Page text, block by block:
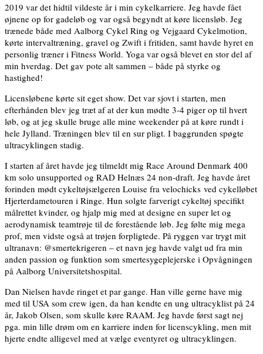
2019 var det hidtil vildeste år i min cykelkarriere. Jeg havde fået
øjnene op for gadeløb og var også begyndt at køre licensløb. Jeg
trænede både med Aalborg Cykel Ring og Vejgaard Cykelmotion,
kørte intervaltræning, gravel og Zwift i fritiden, samt havde hyret en
personlig træner i Fitness World. Yoga var også blevet en stor del af
min hverdag. Det gav pote alt sammen – både på styrke og
hastighed!
Licensløbene kørte sit eget show. Det var sjovt i starten, men
efterhånden blev jeg træt af at der kun mødte 3-4 piger op til hvert
løb, og at jeg skulle bruge alle mine weekender på at køre rundt i
hele Jylland. Træningen blev til en sur pligt. I baggrunden spøgte
ultracyklingen stadig.
I starten af året havde jeg tilmeldt mig Race Around Denmark 400
km solo unsupported og RAD Helnæs 24 non-draft. Jeg havde året
forinden mødt cykeltøjsælgeren Louise fra velochicks ved cykelløbet
Hjerterdametouren i Ringe. Hun solgte farverigt cykeltøj specifikt
målrettet kvinder, og hjalp mig med at designe en super let og
aerodynamisk teamtrøje til de forestående løb. Jeg følte mig mega
prof, men vidste også at trøjen forpligtede. På ryggen var trygt mit
ultranavn: @smertekrigeren – et navn jeg havde valgt ud fra min
anden passion og funktion som smertesygeplejerske i Opvågningen
på Aalborg Universitetshospital.
Dan Nielsen havde ringet et par gange. Han ville gerne have mig
med til USA som crew igen, da han kendte en ung ultracyklist på 24
år, Jakob Olsen, som skulle køre RAAM. Jeg havde først sagt nej
pga. min lille drøm om en karriere inden for licenscykling, men mit
hjerte endte alligevel med at vælge eventyret og ultracyklingen.